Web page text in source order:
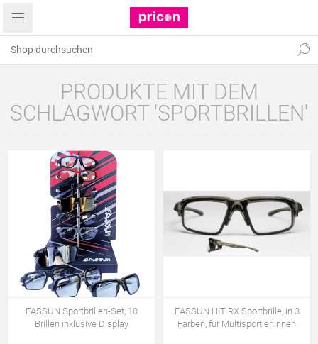
PRODUKTE MIT DEM
SCHLAGWORT 'SPORTBRILLEN'
EASSUN Sportbrillen-Set, 10
Brillen inklusive Display
EASSUN HIT RX Sportbrille, in 3
Farben, für Multisportler:innen